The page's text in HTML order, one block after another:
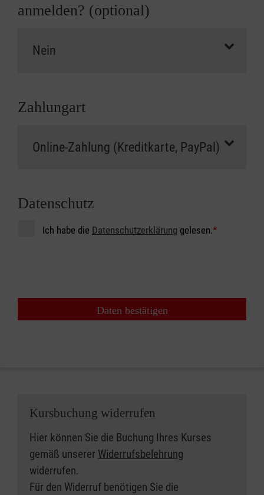
anmelden? (optional)
Zahlungart
Datenschutz
Ich habe die Datenschutzerklärung gelesen.*
Daten bestätigen
Kursbuchung widerrufen
Hier können Sie die Buchung Ihres Kurses
gemäß unserer Widerrufsbelehrung
widerrufen.
Für den Widerruf benötigen Sie die